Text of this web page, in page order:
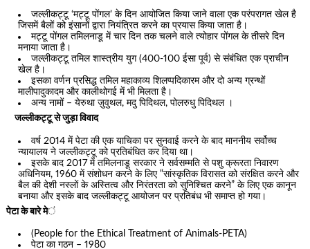
जल्लीकट्टू ‘मट्टू पोंगल’ के दिन आयोजित किया जाने वाला एक परंपरागत खेल है
जिसमें बैलों को इंसानों द्वारा नियंत्रित करने का प्रयास किया जाता है।
मट्टू पोंगल तमिलनाडू में चार दिन तक चलने वाले त्योहार पोंगल के तीसरे दिन
मनाया जाता है।
जल्लीकट्टू तमिल शास्त्रीय युग (400-100 ईसा पूर्व) से संबंधित एक प्राचीन
खेल है।
इसका वर्णन प्रसिद्ध तमिल महाकाव्य शिलप्पदिकारम और दो अन्य ग्रन्थों
मालीपादुकादम और कालीथोगई में भी मिलता है।
अन्य नामों – येरुथा ज़ुवुथल, मदु पिदिथल, पोलरुधु पिदिथल ।
जल्लीकट्टू से जुड़ा विवाद
वर्ष 2014 में पेटा की एक याचिका पर सुनवाई करने के बाद माननीय सर्वोच्च
न्यायालय ने जल्लीकट्टू को प्रतिबंधित कर दिया था।
इसके बाद 2017 में तमिलनाडू सरकार ने सर्वसम्मति से पशु क्रूरता निवारण
अधिनियम, 1960 में संशोधन करने के लिए “सांस्कृतिक विरासत को संरक्षित करने और
बैल की देशी नस्लों के अस्तित्व और निरंतरता को सुनिश्चित करने” के लिए एक कानून
बनाया और इसके बाद जल्लीकट्टू आयोजन पर प्रतिबंध भी समाप्त हो गया।
पेटा के बारे में
(People for the Ethical Treatment of Animals-PETA)
पेटा का गठन – 1980